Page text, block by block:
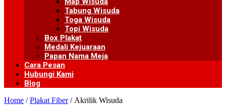
Tabung Wisuda
Toga Wisuda
Topi Wisuda
Box Plakat
Medali Kejuaraan
Papan Nama Meja
Cara Pesan
Hubungi Kami
Blog
Home /Plakat Fiber/ Akrilik Wisuda